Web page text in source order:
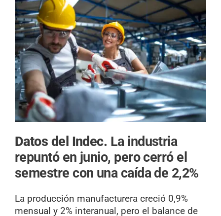
Datos del Indec. La industria
repuntó en junio, pero cerró el
semestre con una caída de 2,2%
La producción manufacturera creció 0,9%
mensual y 2% interanual, pero el balance de